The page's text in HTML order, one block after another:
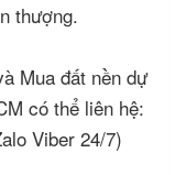
thượng.
Mua đất nền dự
có thể liên hệ:
Viber 24/7)